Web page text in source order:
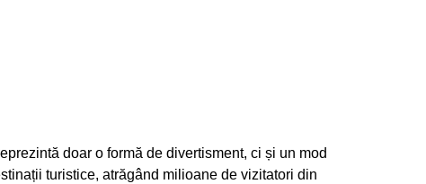
doar o formă de divertisment, ci și un mod
turistice, atrăgând milioane de vizitatori din